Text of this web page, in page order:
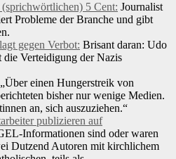
5 Cent: Journalist
Probleme der Branche und gibt
gegen Verbot: Brisant daran: Udo
Verteidigung der Nazis
„Über einen Hungerstreik von
bisher nur wenige Medien.
an, sich auszuziehen.“
publizieren auf
Informationen sind oder waren
Dutzend Autoren mit kirchlichem